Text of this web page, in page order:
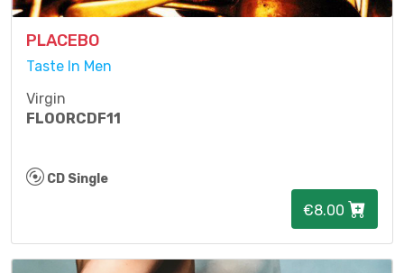
PLACEBO
Taste In Men
Virgin
FLOORCDF11
CD Single
€8.00